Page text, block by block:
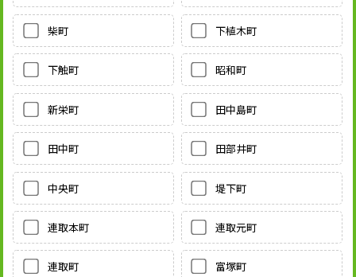
柴町 下植木町
下触町 昭和町
新栄町 田中島町
田中町 田部井町
中央町 堤下町
連取本町 連取元町
連取町 富塚町